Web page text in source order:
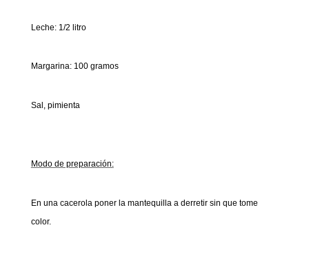
Leche: 1/2 litro
Margarina: 100 gramos
Sal, pimienta
Modo de preparación:
En una cacerola poner la mantequilla a derretir sin que tome
color.